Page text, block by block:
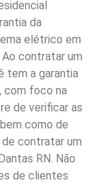
da
elétrico em
Ao contratar um
tem a garantia
com foco na
de verificar as
como de
contratar um
RN. Não
de clientes